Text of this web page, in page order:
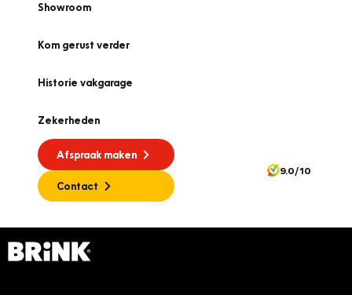
Showroom
Kom gerust verder
Historie vakgarage
Zekerheden
Afspraak maken
Contact
9.0/10